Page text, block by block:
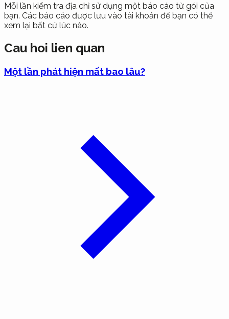
Mỗi lần kiểm tra địa chỉ sử dụng một báo cáo từ gói của
bạn. Các báo cáo được lưu vào tài khoản để bạn có thể
xem lại bất cứ lúc nào.
Cau hoi lien quan
Một lần phát hiện mất bao lâu?